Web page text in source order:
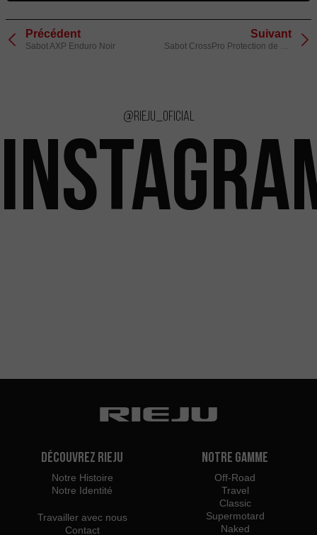
Précédent
Sabot AXP Enduro Noir
Suivant
Sabot CrossPro Protection de Biellette Noir
@rieju_oficial
Découvrez Rieju
Notre Histoire
Notre Identité
Travailler avec nous
Contact
Notre Gamme
Off-Road
Travel
Classic
Supermotard
Naked